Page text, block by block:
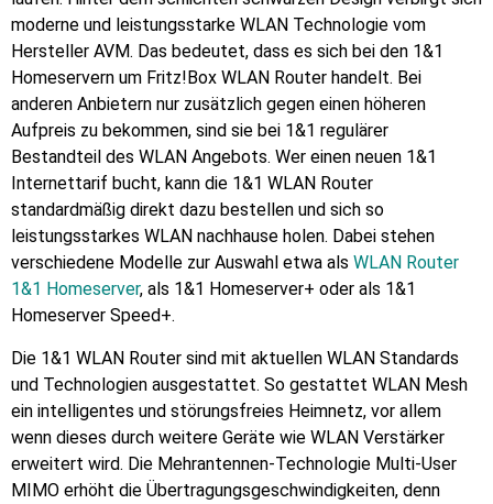
moderne und leistungsstarke WLAN Technologie vom
Hersteller AVM. Das bedeutet, dass es sich bei den 1&1
Homeservern um Fritz!Box WLAN Router handelt. Bei
anderen Anbietern nur zusätzlich gegen einen höheren
Aufpreis zu bekommen, sind sie bei 1&1 regulärer
Bestandteil des WLAN Angebots. Wer einen neuen 1&1
Internettarif bucht, kann die 1&1 WLAN Router
standardmäßig direkt dazu bestellen und sich so
leistungsstarkes WLAN nachhause holen. Dabei stehen
verschiedene Modelle zur Auswahl etwa als WLAN Router
1&1 Homeserver, als 1&1 Homeserver+ oder als 1&1
Homeserver Speed+.
Die 1&1 WLAN Router sind mit aktuellen WLAN Standards
und Technologien ausgestattet. So gestattet WLAN Mesh
ein intelligentes und störungsfreies Heimnetz, vor allem
wenn dieses durch weitere Geräte wie WLAN Verstärker
erweitert wird. Die Mehrantennen-Technologie Multi-User
MIMO erhöht die Übertragungsgeschwindigkeiten, denn